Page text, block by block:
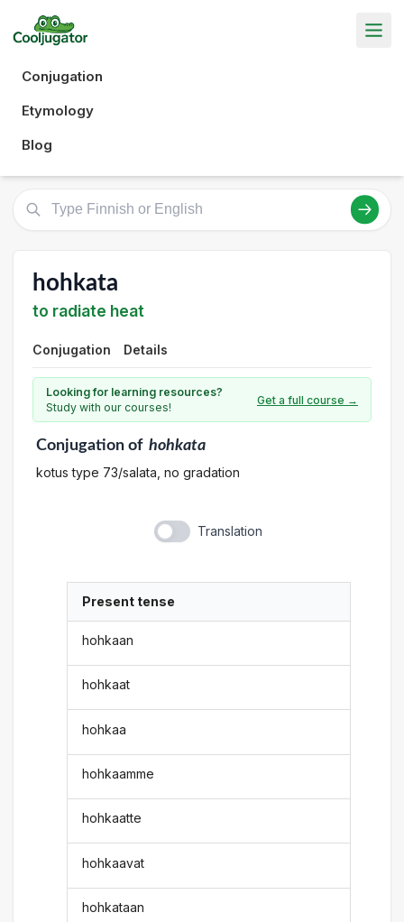
Conjugation
Etymology
Blog
hohkata
to radiate heat
Conjugation Details
Looking for learning resources?
Study with our courses!
Get a full course →
Conjugationof hohkata
kotus type 73/salata, no gradation
Translation
Present tense
hohkaan
hohkaat
hohkaa
hohkaamme
hohkaatte
hohkaavat
hohkataan